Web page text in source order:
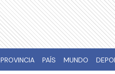
PROVINCIA PAÍS MUNDO